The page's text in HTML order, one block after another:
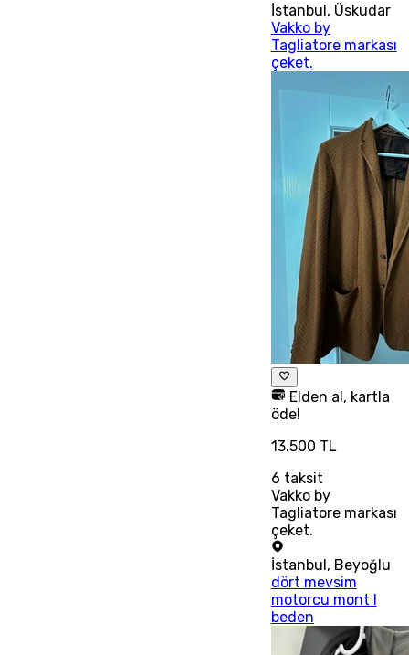
İstanbul, Üsküdar
Vakko by
Tagliatore markası
çeket.
Elden al, kartla
öde!
13.500 TL
6 taksit
Vakko by
Tagliatore markası
çeket.
İstanbul, Beyoğlu
dört mevsim
motorcu mont l
beden